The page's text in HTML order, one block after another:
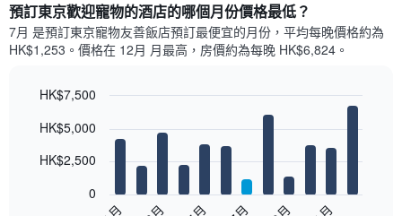
預訂東京歡迎寵物的酒店的哪個月份價格最低？
7月 是預訂東京寵物友善飯店預訂最便宜的月份，平均每晚價格約為
HK$1,253。價格在 12月 月最高，房價約為每晚 HK$6,824。
chart
12
graphic.
0
HK$2,500
HK$5,000
HK$7,500